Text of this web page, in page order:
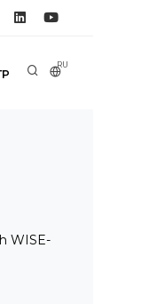
RU
WISE-